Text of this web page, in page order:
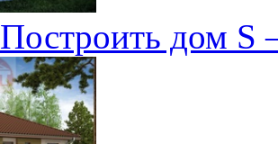
Построить дом